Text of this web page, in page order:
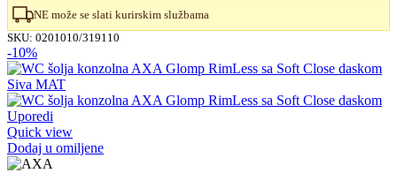
NE može se slati kurirskim službama
SKU: 0201010/319110
-10%
Uporedi
Quick view
Dodaj u omiljene